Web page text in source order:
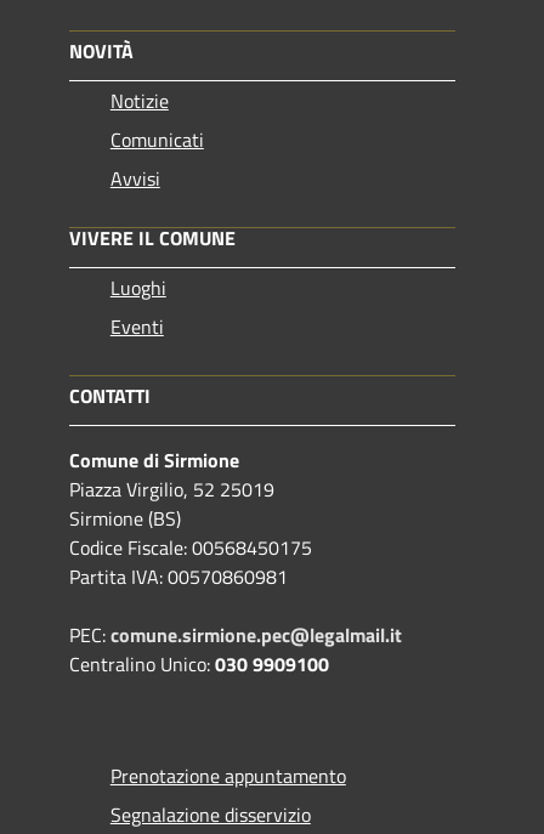
NOVITÀ
Notizie
Comunicati
Avvisi
VIVERE IL COMUNE
Luoghi
Eventi
CONTATTI
Comune di Sirmione
Piazza Virgilio, 52 25019
Sirmione (BS)
Codice Fiscale: 00568450175
Partita IVA: 00570860981
PEC:comune.sirmione.pec@legalmail.it
Centralino Unico:030 9909100
Prenotazione appuntamento
Segnalazione disservizio